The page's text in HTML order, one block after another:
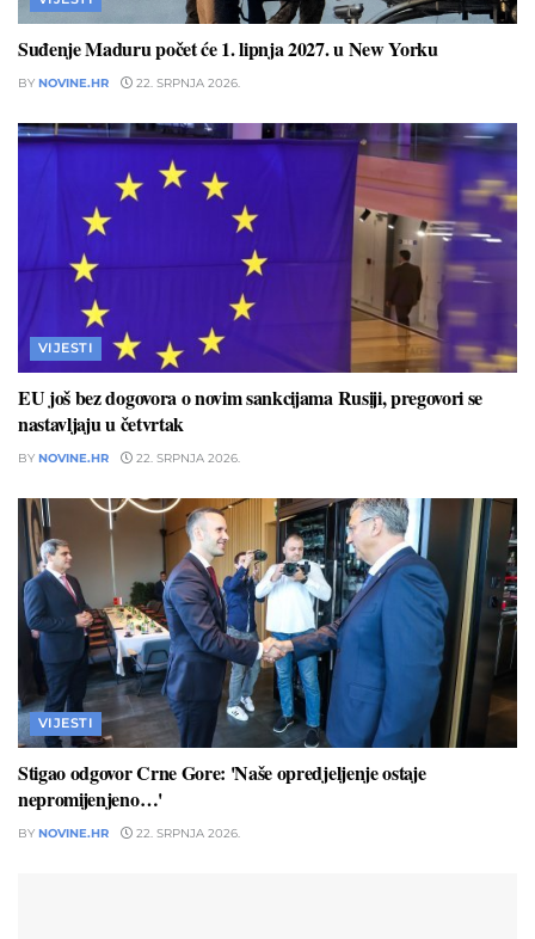
Suđenje Maduru počet će 1. lipnja 2027. u New Yorku
BY NOVINE.HR 22. SRPNJA 2026.
VIJESTI
EU još bez dogovora o novim sankcijama Rusiji, pregovori se
nastavljaju u četvrtak
BY NOVINE.HR 22. SRPNJA 2026.
VIJESTI
Stigao odgovor Crne Gore: 'Naše opredjeljenje ostaje
nepromijenjeno…'
BY NOVINE.HR 22. SRPNJA 2026.